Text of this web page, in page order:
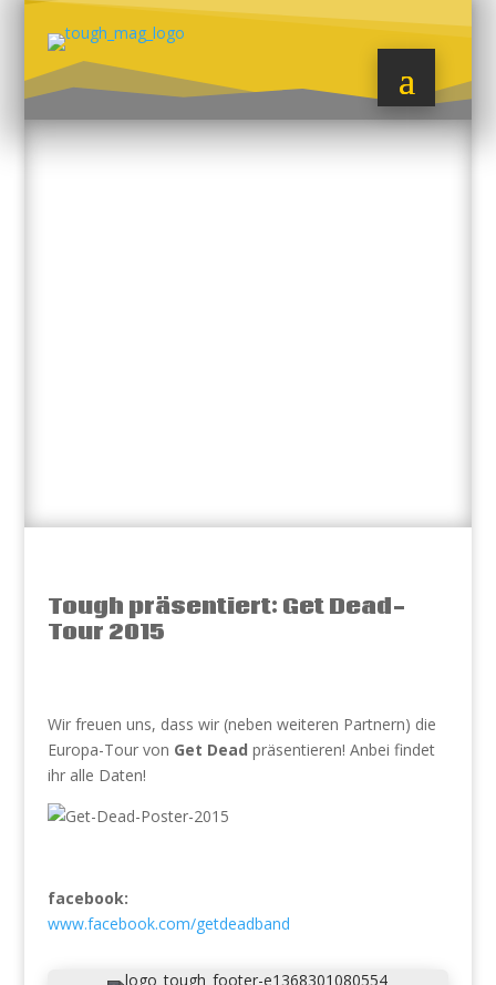
Tough präsentiert: Get Dead-
Tour 2015
Wir freuen uns, dass wir (neben weiteren Partnern) die
Europa-Tour von Get Dead präsentieren! Anbei findet
ihr alle Daten!
facebook:
www.facebook.com/getdeadband